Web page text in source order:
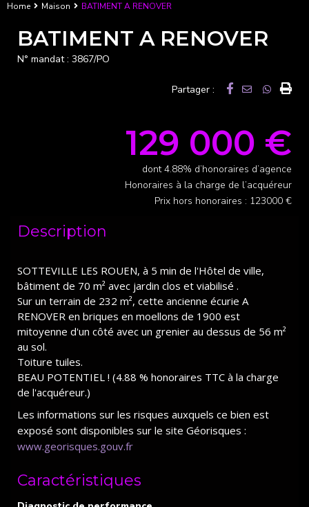
Home Maison BATIMENT A RENOVER
BATIMENT A RENOVER
N° mandat : 3867/PO
Partager :
129 000 €
dont 4.88% d’honoraires d’agence
Honoraires à la charge de l’acquéreur
Prix hors honoraires : 123000 €
Description
SOTTEVILLE LES ROUEN, à 5 min de l'Hôtel de ville,
bâtiment de 70 m² avec jardin clos et viabilisé .
Sur un terrain de 232 m², cette ancienne écurie A
RENOVER en briques en moellons de 1900 est
mitoyenne d'un côté avec un grenier au dessus de 56 m²
au sol.
Toiture tuiles.
BEAU POTENTIEL ! (4.88 % honoraires TTC à la charge
de l'acquéreur.)
Les informations sur les risques auxquels ce bien est
exposé sont disponibles sur le site Géorisques :
www.georisques.gouv.fr
Caractéristiques